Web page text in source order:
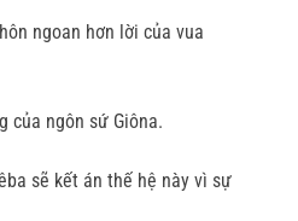
ngoan hơn lời của vua
của ngôn sứ Giôna.
sẽ kết án thế hệ này vì sự